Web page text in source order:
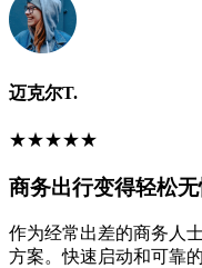
迈克尔T.
★★★★★
商务出行变得轻松
作为经常出差的商务人
方案。快速启动和可靠